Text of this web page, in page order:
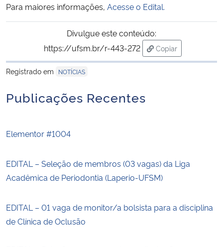
Ministério de Minas e Energia
Ministério da Ciência, Tecnologia, Inovações e Comunicações
Ministério do Meio Ambiente
Ministério da Mulher, da Família e dos Direitos Humanos
Secretaria de Governo
Para maiores informações, Acesse o Edital.
Divulgue este conteúdo:
https://ufsm.br/r-443-272
Copiar
para área de
Registrado em
NOTÍCIAS
Publicações Recentes
Elementor #1004
EDITAL – Seleção de membros (03 vagas) da Liga
Acadêmica de Periodontia (Laperio-UFSM)
EDITAL – 01 vaga de monitor/a bolsista para a disciplina
de Clínica de Oclusão